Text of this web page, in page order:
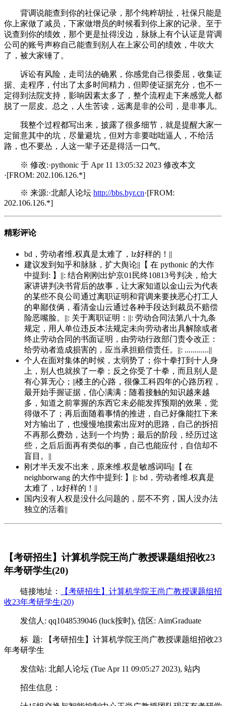
背调说能查到你的社保记录，那个纯粹胡扯，社保只能是
你上家做了减员，下家做增员的时候看到你上家的记录。至于
说查到你的绩效，那个更是扯得没边，脉脉上有个认证是背调
公司的账号声称自己能查到别人在上家公司的绩效，牛吹大
了，被大家锤了。
诉讼有风险，走司法的确累，你感觉自己很委屈，收集证
据、走程序，付出了太多时间精力，但即使证据充分，也不一
定得到法院支持，影响因素太多了，整个流程走下来感觉人都
脱了一层皮。总之，人生苦读，远离是非的公司，是非事儿。
我整个过程都写出来，披露了很多细节，就是提醒大家一
定留意其中的坑，尽量避坑，但对方非要咄咄逼人，不给活
路，也不要怂，人这一辈子还是得活一口气。
※ 修改:·pythonic 于 Apr 11 13:05:32 2023 修改本文
·[FROM: 202.106.126.*]
※ 来源:·北邮人论坛 http://bbs.byr.cn·[FROM:
202.106.126.*]
精彩评论
bd，劳动者维.权真是太难了，lz好样的！||
建议发到知乎和脉脉，扩大舆论||【 在 pythonic 的大作
中提到: 】||: 结合刚刚出炉京01民终10813号判决，给大
家讲讲判决书背后的故事，让大家知道以金山云为代表
的某些不良公司通过离职证明和背调来要挟恶心打工人
的卑鄙伎俩，看清金山云通过各种手段达到裁员不赔偿
险恶嘴脸。||: 关于离职证明：||: 劳动合同法第八十九条
规定，用人单位违反本法规定未向劳动者出具解除或者
终止劳动合同的书面证明，由劳动行政部门责令改正：
给劳动者造成损害的，应当承担赔偿责任。||: ............||
个人在面对集体的时候，太弱势了；你十拳打到十人身
上，别人也就挨了一拳；反之你受了十拳，而且别人是
有心算无心；||楼主的心路，很像工科四年的心路历程，
最开始手握证据，信心满满；随着接触的知识越来越
多，知道之前掌握的东西它未必能发挥预期的效果，觉
得做不了；再后面随着事情的推进，自己好像能扛下来
对方输出了，也慢慢地摸索出应对的思路，自己的拆招
不再那么费劲，达到一个均势；最后的阶段，经历过这
些，之后后面再有类似的事，自己也能应付，自信却不
盲目。||
刚才半天发不出来，原来维.权是敏感词吗||【 在
neighborwang 的大作中提到: 】||: bd，劳动者维.权真是
太难了，lz好样的！||
国内没有人权是没什么问题的，层不不穷，国人没办法
独立的活着||
【考研招生】计算机学院王尚广教授课题组招收23
年考研学生(20)
链接地址：
【考研招生】计算机学院王尚广教授课题组招
收23年考研学生(20)
发信人: qq1048539046 (luck按时), 信区: AimGraduate
标 题: 【考研招生】计算机学院王尚广教授课题组招收23
年考研学生
发信站: 北邮人论坛 (Tue Apr 11 09:05:27 2023), 站内
招生信息：